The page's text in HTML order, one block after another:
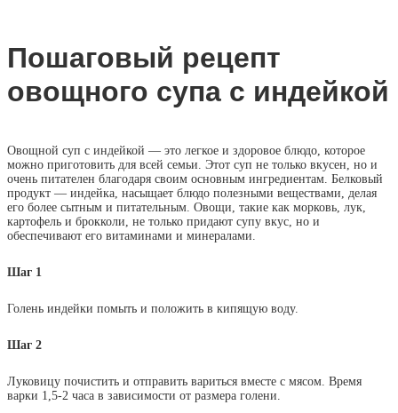
Пошаговый рецепт
овощного супа с индейкой
Овощной суп с индейкой — это легкое и здоровое блюдо, которое
можно приготовить для всей семьи. Этот суп не только вкусен, но и
очень питателен благодаря своим основным ингредиентам. Белковый
продукт — индейка, насыщает блюдо полезными веществами, делая
его более сытным и питательным. Овощи, такие как морковь, лук,
картофель и брокколи, не только придают супу вкус, но и
обеспечивают его витаминами и минералами.
Шаг 1
Голень индейки помыть и положить в кипящую воду.
Шаг 2
Луковицу почистить и отправить вариться вместе с мясом. Время
варки 1,5-2 часа в зависимости от размера голени.